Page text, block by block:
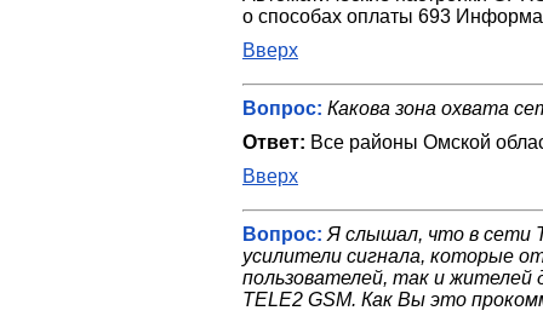
о способах оплаты 693
Вверх
Вопрос: Какова зона охвата
Ответ: Все районы Омской
Вверх
Вопрос: Я слышал, что в сети
усилители сигнала, которые
пользователей, так и
TELE2 GSM. Как Вы это